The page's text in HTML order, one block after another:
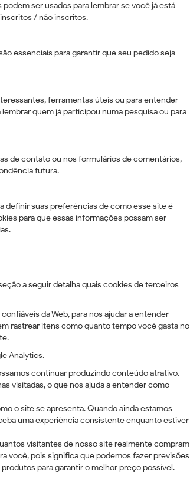
ser usados ​​para lembrar se você já está
/ não inscritos.
essenciais para garantir que seu pedido seja
ferramentas úteis ou para entender
quem já participou numa pesquisa ou para
de contato ou nos formulários de comentários,
futura.
definir suas preferências de como esse site é
para que essas informações possam ser
a seguir detalha quais cookies de terceiros
​​da Web, para nos ajudar a entender
rastrear itens como quanto tempo você gasta no
Analytics.
continuar produzindo conteúdo atrativo.
visitadas, o que nos ajuda a entender como
o site se apresenta. Quando ainda estamos
uma experiência consistente enquanto estiver
visitantes de nosso site realmente compram
você, pois significa que podemos fazer previsões
para garantir o melhor preço possível.